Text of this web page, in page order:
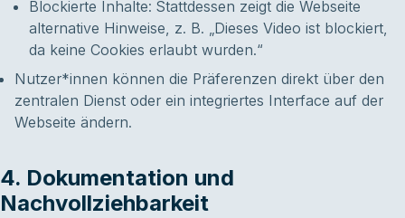
Blockierte Inhalte: Stattdessen zeigt die Webseite
alternative Hinweise, z. B. „Dieses Video ist blockiert,
da keine Cookies erlaubt wurden.“
Nutzer*innen können die Präferenzen direkt über den
zentralen Dienst oder ein integriertes Interface auf der
Webseite ändern.
4. Dokumentation und
Nachvollziehbarkeit